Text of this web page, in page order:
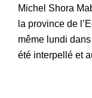
Michel Shora
la province de
même lundi
été interpellé et